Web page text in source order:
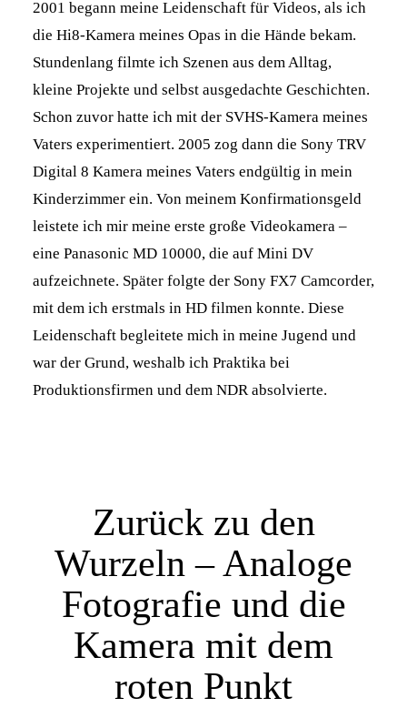
2001 begann meine Leidenschaft für Videos, als ich
die Hi8-Kamera meines Opas in die Hände bekam.
Stundenlang filmte ich Szenen aus dem Alltag,
kleine Projekte und selbst ausgedachte Geschichten.
Schon zuvor hatte ich mit der SVHS-Kamera meines
Vaters experimentiert. 2005 zog dann die Sony TRV
Digital 8 Kamera meines Vaters endgültig in mein
Kinderzimmer ein. Von meinem Konfirmationsgeld
leistete ich mir meine erste große Videokamera –
eine Panasonic MD 10000, die auf Mini DV
aufzeichnete. Später folgte der Sony FX7 Camcorder,
mit dem ich erstmals in HD filmen konnte. Diese
Leidenschaft begleitete mich in meine Jugend und
war der Grund, weshalb ich Praktika bei
Produktionsfirmen und dem NDR absolvierte.
Zurück zu den
Wurzeln – Analoge
Fotografie und die
Kamera mit dem
roten Punkt